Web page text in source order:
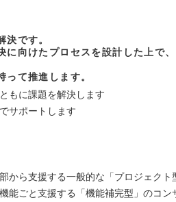
決です。
に向けたプロセスを設計した上で
て推進します。
もに課題を解決します
サポートします
から支援する一般的な「プロジェクト
能ごと支援する「機能補完型」のコン